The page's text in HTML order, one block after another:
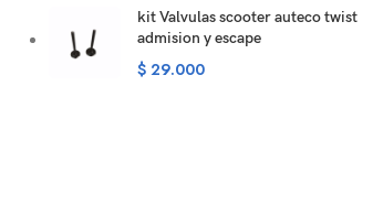
kit Valvulas scooter auteco twist
admision y escape
$ 29.000